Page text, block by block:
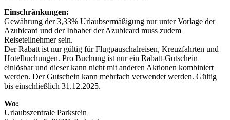
Einschränkungen:
Gewährung der 3,33% Urlaubsermäßigung nur unter Vorlage der
Azubicard und der Inhaber der Azubicard muss zudem
Reiseteilnehmer sein.
Der Rabatt ist nur gültig für Flugpauschalreisen, Kreuzfahrten und
Hotelbuchungen. Pro Buchung ist nur ein Rabatt-Gutschein
einlösbar und dieser kann nicht mit anderen Aktionen kombiniert
werden. Der Gutschein kann mehrfach verwendet werden. Gültig
bis einschließlich 31.12.2025.
Wo:
Urlaubszentrale Parkstein